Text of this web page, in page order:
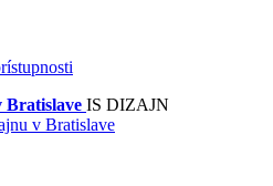
Bratislave IS DIZAJN